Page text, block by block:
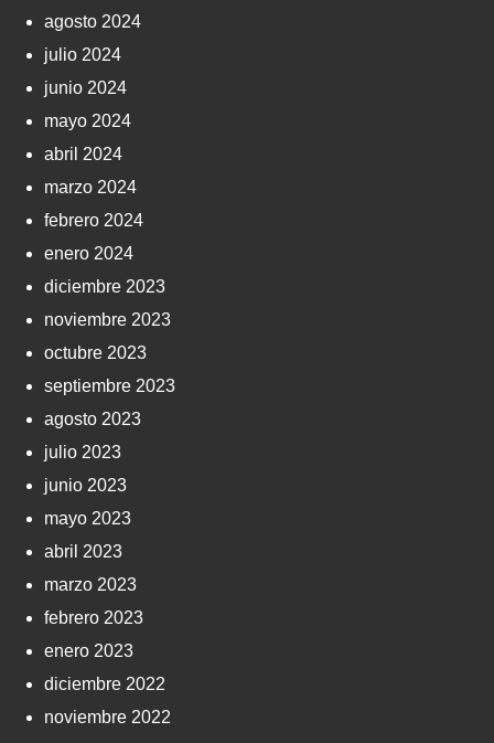
agosto 2024
julio 2024
junio 2024
mayo 2024
abril 2024
marzo 2024
febrero 2024
enero 2024
diciembre 2023
noviembre 2023
octubre 2023
septiembre 2023
agosto 2023
julio 2023
junio 2023
mayo 2023
abril 2023
marzo 2023
febrero 2023
enero 2023
diciembre 2022
noviembre 2022